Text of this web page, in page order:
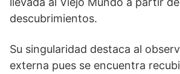
descubrimientos.
Su singularidad destaca al
externa pues se encuentra